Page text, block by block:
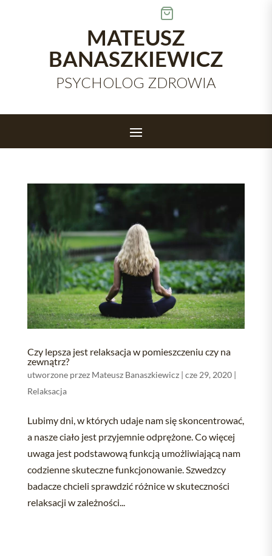
MATEUSZ
BANASZKIEWICZ
PSYCHOLOG ZDROWIA
Czy lepsza jest relaksacja w pomieszczeniu czy na
zewnątrz?
utworzone przez Mateusz Banaszkiewicz| cze 29, 2020|
Relaksacja
Lubimy dni, w których udaje nam się skoncentrować,
a nasze ciało jest przyjemnie odprężone. Co więcej
uwaga jest podstawową funkcją umożliwiającą nam
codzienne skuteczne funkcjonowanie. Szwedzcy
badacze chcieli sprawdzić różnice w skuteczności
relaksacji w zależności...